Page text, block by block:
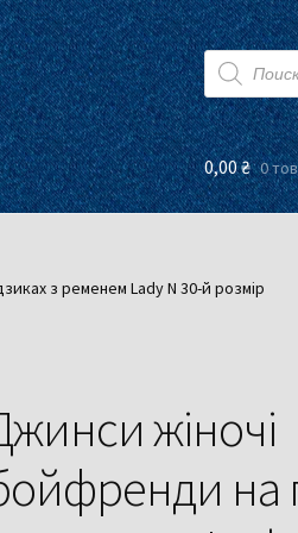
Поиск
товаров
0,00₴ 0
з ременем Lady N 30-й розмір
жіночі
на